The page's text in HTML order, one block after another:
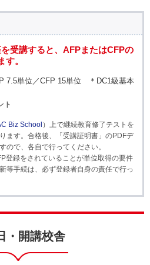
受講すると、AFPまたはCFPの
。
7.5単位／CFP 15単位 ＊DC1級基本
ト
Biz School ）上で継続教育修了テストを
ます。合格後、「受講証明書」のPDFデ
ので、各自で行ってください。
登録をされていることが単位取得の要件
等手続は、必ず登録者自身の責任で行っ
・開講校舎